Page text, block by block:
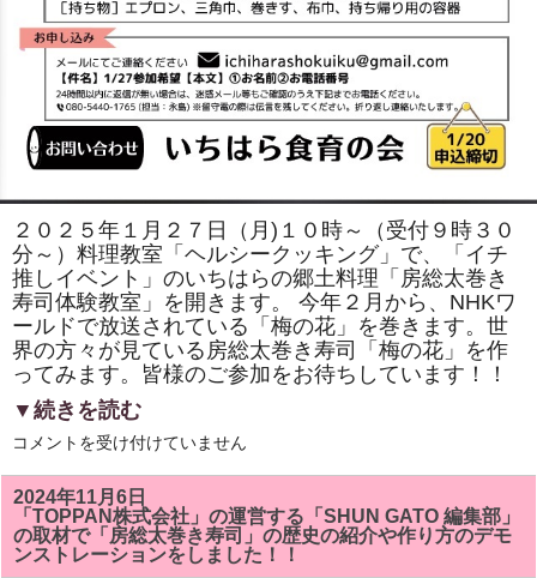
２０２５年１月２７日（月)１０時～（受付９時３０
分～）料理教室「ヘルシークッキング」で、「イチ
推しイベント」のいちはらの郷土料理「房総太巻き
寿司体験教室」を開きます。 今年２月から、NHKワ
ールドで放送されている「梅の花」を巻きます。世
界の方々が見ている房総太巻き寿司「梅の花」を作
ってみます。皆様のご参加をお待ちしています！！
▼続きを読む
市
市
「イ
チ
推
し
イ
コメントを受け付けていません
2024年11月6日
「TOPPAN株式会社」の運営する「SHUN GATO 編集部」
の取材で「房総太巻き寿司」の歴史の紹介や作り方のデモ
ンストレーションをしました！！